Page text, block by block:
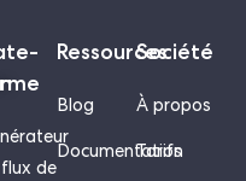
de
Ressources
Blog
Documentation
Société
À propos
Tarifs